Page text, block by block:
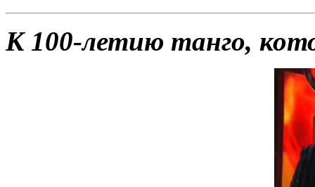
К 100-летию танго,